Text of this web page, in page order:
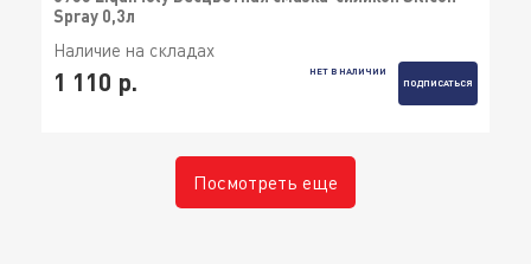
Spray 0,3л
Наличие на складах
1 110 р.
НЕТ В НАЛИЧИИ
ПОДПИСАТЬСЯ
Посмотреть еще